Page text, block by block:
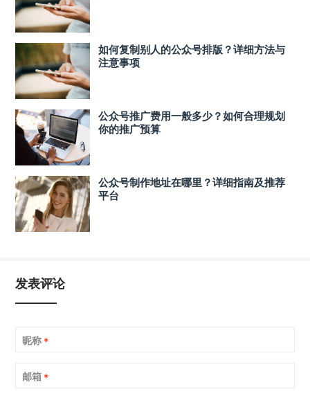
如何复制别人的公众号排版？详细方法与
注意事项
公众号推广费用一般多少？如何合理规划
你的推广预算
公众号制作地址在哪里？详细指南及推荐
平台
发表评论
昵称 *
邮箱 *